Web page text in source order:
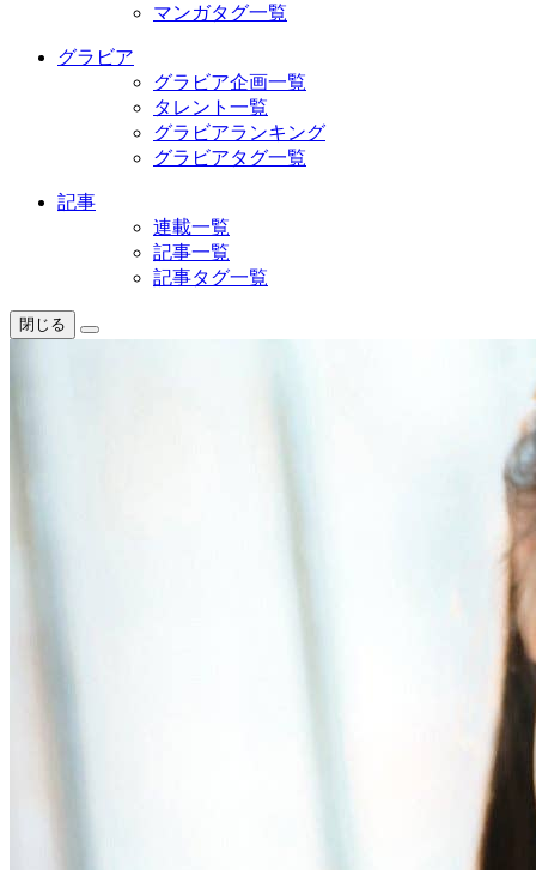
マンガタグ一覧
グラビア
グラビア企画一覧
タレント一覧
グラビアランキング
グラビアタグ一覧
記事
連載一覧
記事一覧
記事タグ一覧
閉じる